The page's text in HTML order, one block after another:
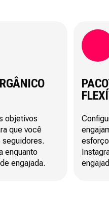
objetivos
que você
enquanto
engajada.